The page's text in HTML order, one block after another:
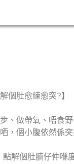
個肚愈練愈突?】
、 做帶氧 、 唔食野
，個小腹依然係
解個肚腩仔仲喺